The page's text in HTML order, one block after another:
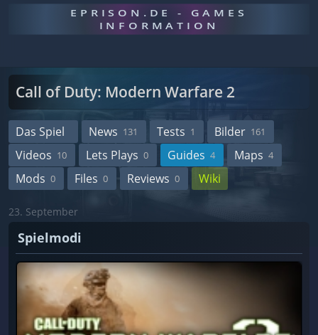
EPRISON.DE - GAMES
INFORMATION
Call of Duty: Modern Warfare 2
Das Spiel News 131 Tests 1 Bilder 161
Videos 10 Lets Plays 0 Guides 4 Maps 4
Mods 0 Files 0 Reviews 0 Wiki
23. September
Spielmodi